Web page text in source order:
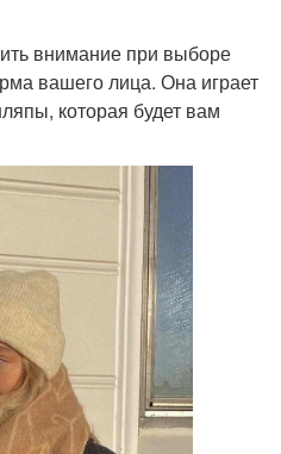
внимание при выборе
вашего лица. Она играет
которая будет вам